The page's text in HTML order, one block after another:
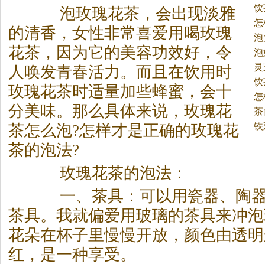
茶
泡玫瑰花茶 ，会出现淡雅
的清香，女性非常喜爱用喝玫瑰
花茶 ，因为它的美容功效好，令
人唤发青春活力。 而且在饮用时
玫瑰花茶时适量加些蜂蜜，会十
分美味。那么具体来说，玫瑰花
茶怎么泡?怎样才是正确的玫瑰花
茶的泡法?
玫瑰花茶的泡法：
一、 茶具：可以用瓷器、陶
茶具。我就偏爱用玻璃的茶具来冲
花朵在杯子里慢慢开放，颜色由透
红，是一种享受。